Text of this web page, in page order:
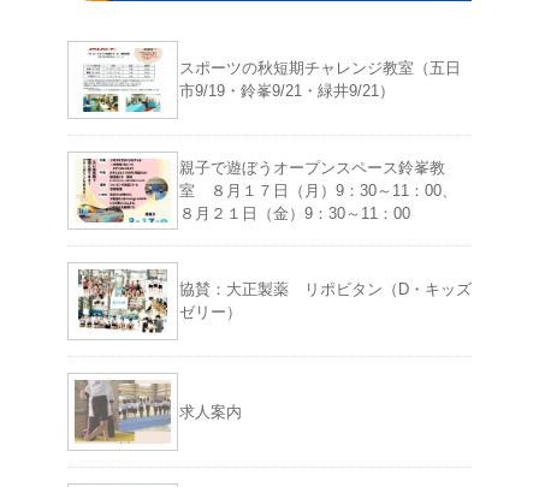
スポーツの秋短期チャレンジ教室（五日
市9/19・鈴峯9/21・緑井9/21）
親子で遊ぼうオープンスペース鈴峯教
室 ８月１７日（月）9：30～11：00、
８月２１日（金）9：30～11：00
協賛：大正製薬 リポビタン（D・キッズ
ゼリー）
求人案内